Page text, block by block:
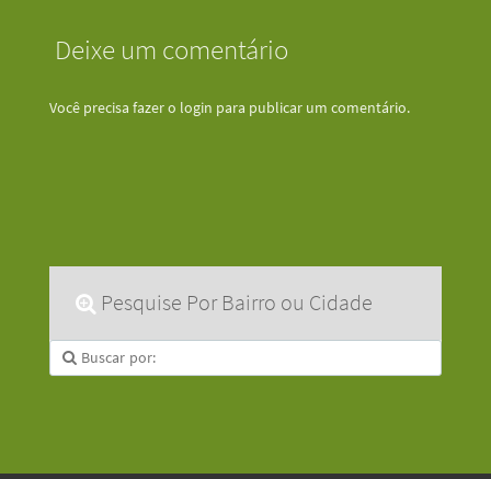
Deixe um comentário
Você precisa fazer o login para publicar um comentário.
Pesquise Por Bairro ou Cidade